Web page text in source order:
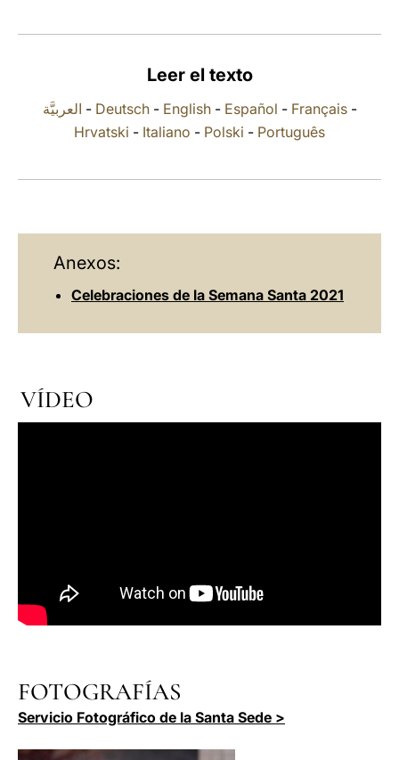
Leer el texto
العربيَّة - Deutsch- English- Español - Français-
Hrvatski - Italiano - Polski - Português
Anexos:
Celebraciones de la Semana Santa 2021
VÍDEO
FOTOGRAFÍAS
Servicio Fotográfico de la Santa Sede >